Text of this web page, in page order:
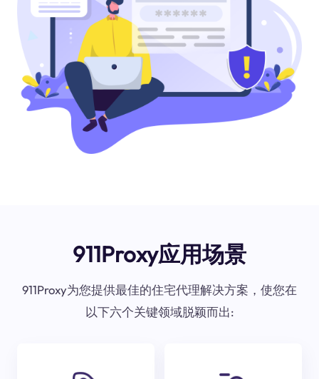
911Proxy应用场景
911Proxy为您提供最佳的住宅代理解决方案，使您在
以下六个关键领域脱颖而出: